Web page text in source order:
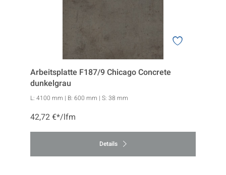
Arbeitsplatte F187/9 Chicago Concrete
dunkelgrau
L: 4100 mm | B: 600 mm | S: 38 mm
42,72 €*/lfm
Details